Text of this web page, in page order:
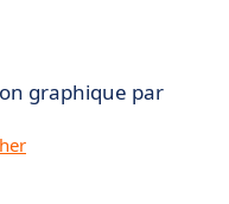
graphique par